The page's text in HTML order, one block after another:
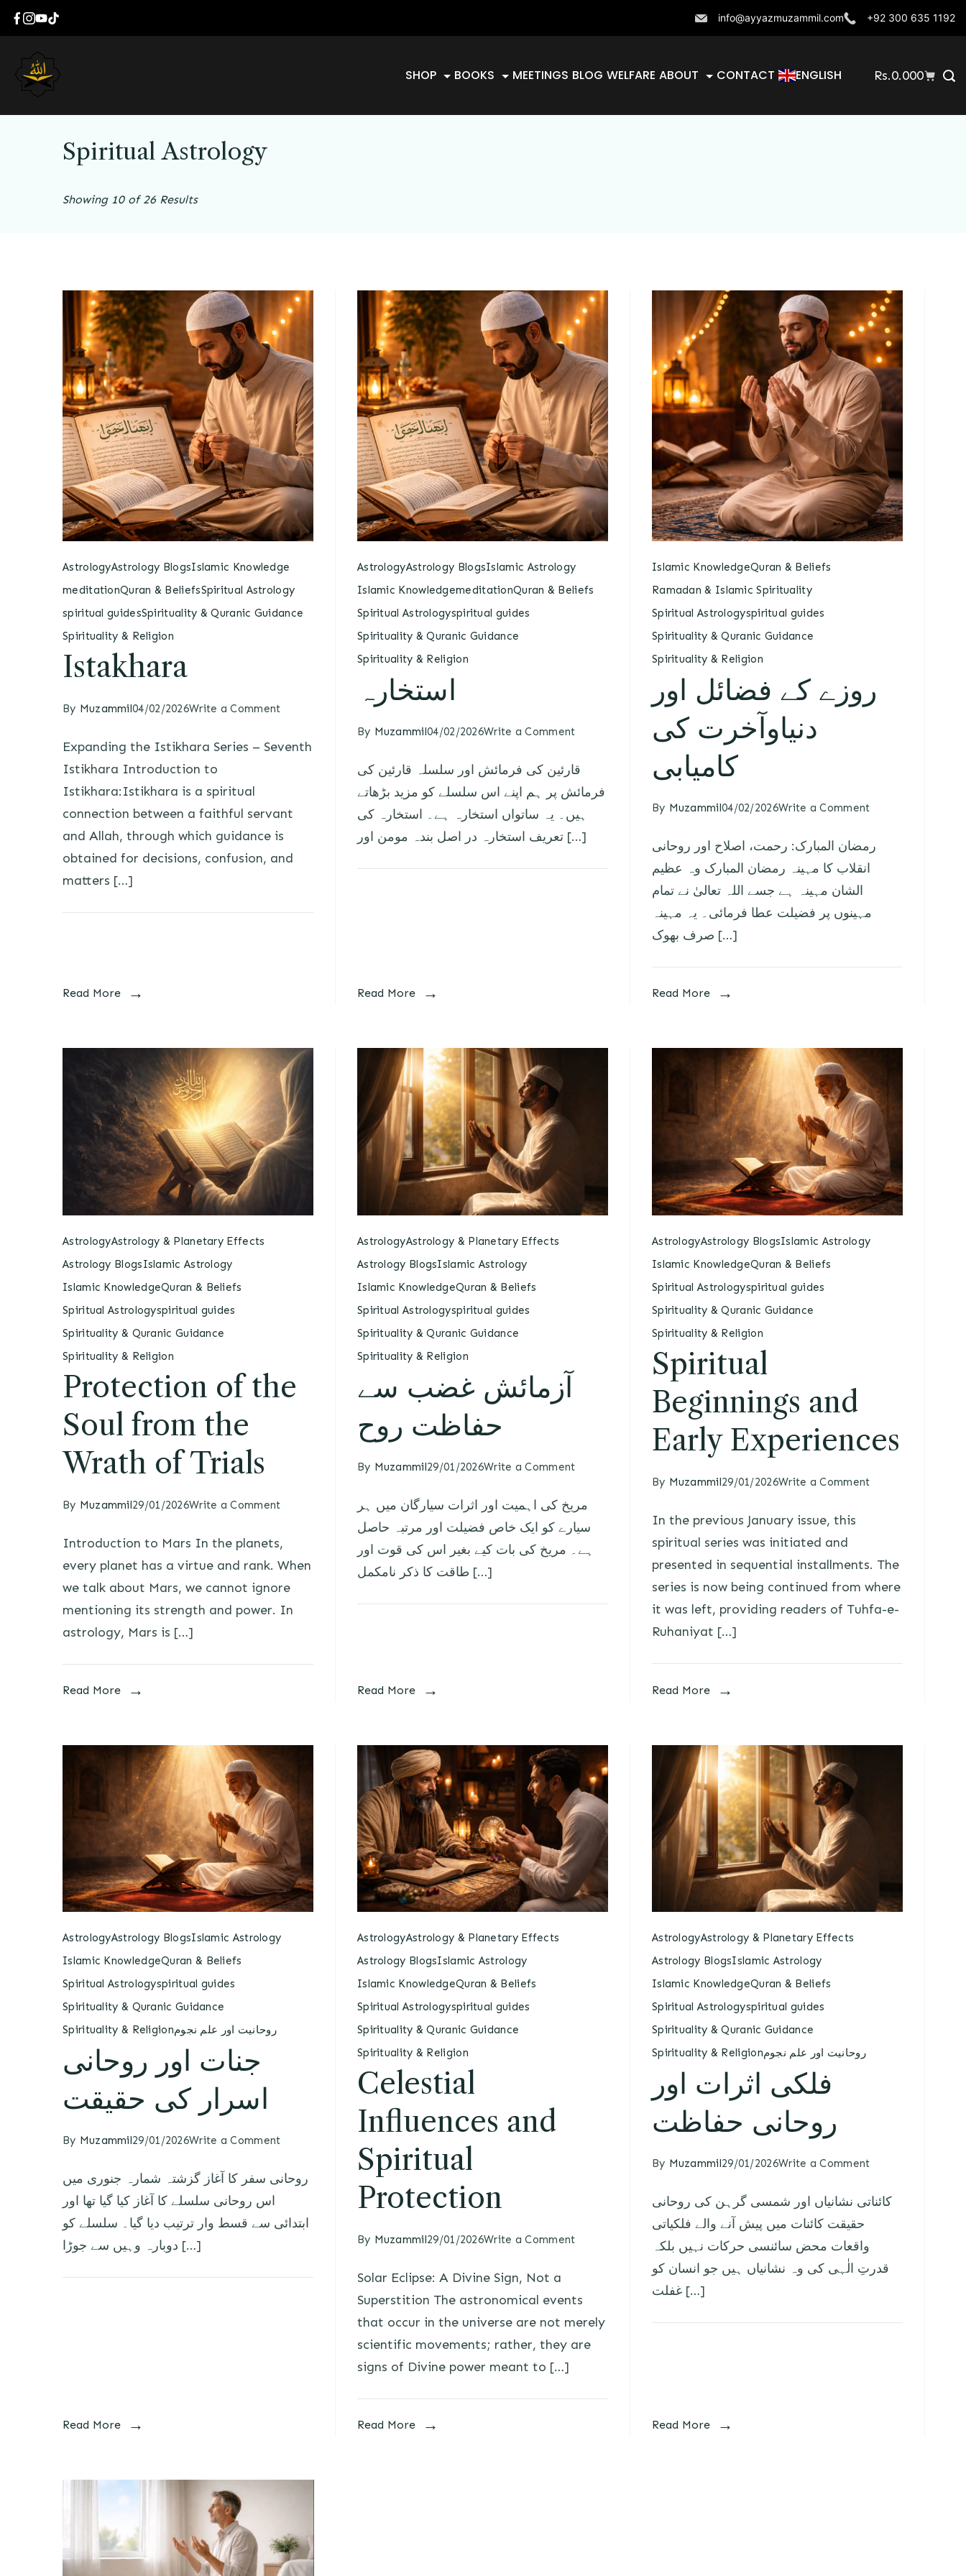
info@ayyazmuzammil.com +92 300 635 1192
SHOP BOOKS MEETINGS BLOG WELFARE ABOUT CONTACT ENGLISH Rs.0.000
Spiritual Astrology
Showing 10 of 26 Results
AstrologyAstrology BlogsIslamic Knowledge
meditationQuran & BeliefsSpiritual Astrology
spiritual guidesSpirituality & Quranic Guidance
Spirituality & Religion
Istakhara
By Muzammil04/02/2026Write a Comment
Expanding the Istikhara Series – Seventh
Istikhara Introduction to
Istikhara:Istikhara is a spiritual
connection between a faithful servant
and Allah, through which guidance is
obtained for decisions, confusion, and
matters […]
Read More
AstrologyAstrology BlogsIslamic Astrology
Islamic KnowledgemeditationQuran & Beliefs
Spiritual Astrologyspiritual guides
Spirituality & Quranic Guidance
Spirituality & Religion
استخارہ
By Muzammil04/02/2026Write a Comment
قارئین کی فرمائش اور سلسلہ قارئین کی
فرمائش پر ہم اپنے اس سلسلے کو مزید بڑھاتے
ہیں۔ یہ ساتواں استخارہ ہے۔ استخارہ کی
تعریف استخارہ در اصل بندہ مومن اور […]
Read More
Islamic KnowledgeQuran & Beliefs
Ramadan & Islamic Spirituality
Spiritual Astrologyspiritual guides
Spirituality & Quranic Guidance
Spirituality & Religion
روزے کے فضائل اور
دنیاوآخرت کی
کامیابی
By Muzammil04/02/2026Write a Comment
رمضان المبارک: رحمت، اصلاح اور روحانی
انقلاب کا مہینہ رمضان المبارک وہ عظیم
الشان مہینہ ہے جسے اللہ تعالیٰ نے تمام
مہینوں پر فضیلت عطا فرمائی۔ یہ مہینہ
صرف بھوک […]
Read More
AstrologyAstrology & Planetary Effects
Astrology BlogsIslamic Astrology
Islamic KnowledgeQuran & Beliefs
Spiritual Astrologyspiritual guides
Spirituality & Quranic Guidance
Spirituality & Religion
Protection of the
Soul from the
Wrath of Trials
By Muzammil29/01/2026Write a Comment
Introduction to Mars In the planets,
every planet has a virtue and rank. When
we talk about Mars, we cannot ignore
mentioning its strength and power. In
astrology, Mars is […]
Read More
AstrologyAstrology & Planetary Effects
Astrology BlogsIslamic Astrology
Islamic KnowledgeQuran & Beliefs
Spiritual Astrologyspiritual guides
Spirituality & Quranic Guidance
Spirituality & Religion
آزمائش غضب سے
حفاظت روح
By Muzammil29/01/2026Write a Comment
مریخ کی اہمیت اور اثرات سیارگان میں ہر
سیارے کو ایک خاص فضیلت اور مرتبہ حاصل
ہے۔ مریخ کی بات کیے بغیر اس کی قوت اور
طاقت کا ذکر نامکمل […]
Read More
AstrologyAstrology BlogsIslamic Astrology
Islamic KnowledgeQuran & Beliefs
Spiritual Astrologyspiritual guides
Spirituality & Quranic Guidance
Spirituality & Religion
Spiritual
Beginnings and
Early Experiences
By Muzammil29/01/2026Write a Comment
In the previous January issue, this
spiritual series was initiated and
presented in sequential installments. The
series is now being continued from where
it was left, providing readers of Tuhfa-e-
Ruhaniyat […]
Read More
AstrologyAstrology BlogsIslamic Astrology
Islamic KnowledgeQuran & Beliefs
Spiritual Astrologyspiritual guides
Spirituality & Quranic Guidance
Spirituality & Religionروحانیت اور علم نجوم
جنات اور روحانی
اسرار کی حقیقت
By Muzammil29/01/2026Write a Comment
روحانی سفر کا آغاز گزشتہ شمارہ جنوری میں
اس روحانی سلسلے کا آغاز کیا گیا تھا اور
ابتدائی سے قسط وار ترتیب دیا گیا۔ سلسلے کو
دوبارہ وہیں سے جوڑا […]
Read More
AstrologyAstrology & Planetary Effects
Astrology BlogsIslamic Astrology
Islamic KnowledgeQuran & Beliefs
Spiritual Astrologyspiritual guides
Spirituality & Quranic Guidance
Spirituality & Religion
Celestial
Influences and
Spiritual
Protection
By Muzammil29/01/2026Write a Comment
Solar Eclipse: A Divine Sign, Not a
Superstition The astronomical events
that occur in the universe are not merely
scientific movements; rather, they are
signs of Divine power meant to […]
Read More
AstrologyAstrology & Planetary Effects
Astrology BlogsIslamic Astrology
Islamic KnowledgeQuran & Beliefs
Spiritual Astrologyspiritual guides
Spirituality & Quranic Guidance
Spirituality & Religionروحانیت اور علم نجوم
فلکی اثرات اور
روحانی حفاظت
By Muzammil29/01/2026Write a Comment
کائناتی نشانیاں اور شمسی گرہن کی روحانی
حقیقت کائنات میں پیش آنے والے فلکیاتی
واقعات محض سائنسی حرکات نہیں بلکہ
قدرتِ الٰہی کی وہ نشانیاں ہیں جو انسان کو
غفلت […]
Read More